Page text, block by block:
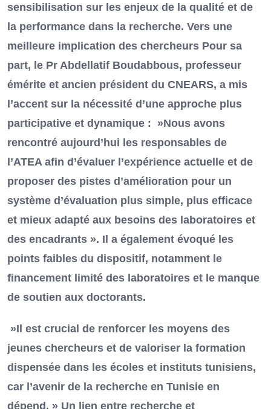
sensibilisation sur les enjeux de la qualité et de
la performance dans la recherche. Vers une
meilleure implication des chercheurs Pour sa
part, le Pr Abdellatif Boudabbous, professeur
émérite et ancien président du CNEARS, a mis
l’accent sur la nécessité d’une approche plus
participative et dynamique : »Nous avons
rencontré aujourd’hui les responsables de
l’ATEA afin d’évaluer l’expérience actuelle et de
proposer des pistes d’amélioration pour un
système d’évaluation plus simple, plus efficace
et mieux adapté aux besoins des laboratoires et
des encadrants ». Il a également évoqué les
points faibles du dispositif, notamment le
financement limité des laboratoires et le manque
de soutien aux doctorants.
»Il est crucial de renforcer les moyens des
jeunes chercheurs et de valoriser la formation
dispensée dans les écoles et instituts tunisiens,
car l’avenir de la recherche en Tunisie en
dépend. » Un lien entre recherche et